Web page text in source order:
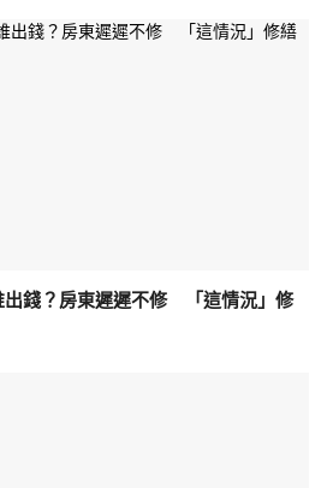
出錢？房東遲遲不修 「這情況」修